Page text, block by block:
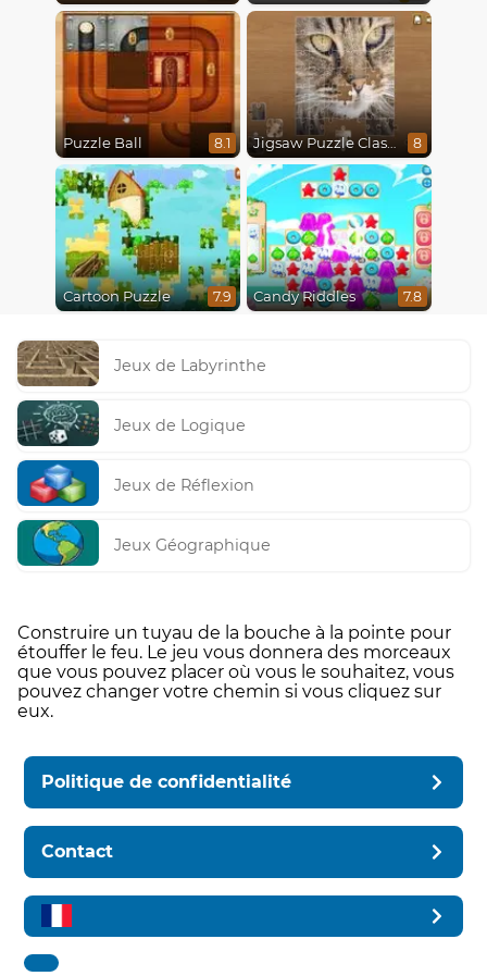
Puzzle Ball 8.1 Jigsaw Puzzle Classic 8
Cartoon Puzzle 7.9 Candy Riddles 7.8
Jeux de Labyrinthe
Jeux de Logique
Jeux de Réflexion
Jeux Géographique
Construire un tuyau de la bouche à la pointe pour
étouffer le feu. Le jeu vous donnera des morceaux
que vous pouvez placer où vous le souhaitez, vous
pouvez changer votre chemin si vous cliquez sur
eux.
Politique de confidentialité
Contact